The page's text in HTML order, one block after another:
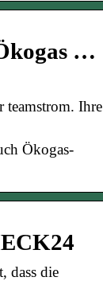
…
teamstrom. Ihre
Ökogas-
dass die